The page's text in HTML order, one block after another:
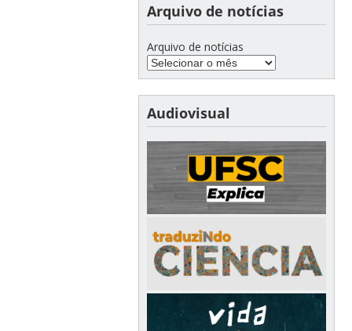
Arquivo de notícias
Arquivo de notícias
Audiovisual